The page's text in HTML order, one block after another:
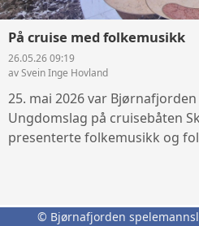
På cruise med folkemusikk
26.05.26 09:19
av Svein Inge Hovland
25. mai 2026 var
Ungdomslag på cruisebåten
presenterte folkemusikk og
© Bjørnafjorden